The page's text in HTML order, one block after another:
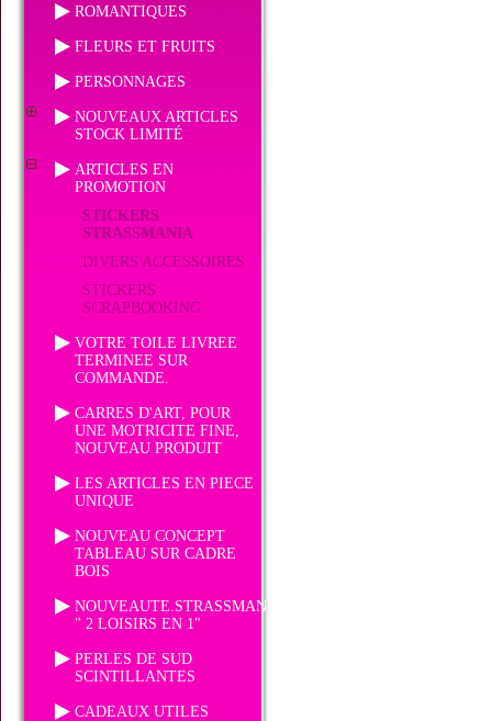
ROMANTIQUES
FLEURS ET FRUITS
PERSONNAGES
NOUVEAUX ARTICLES
STOCK LIMITÉ
ARTICLES EN
PROMOTION
STICKERS
STRASSMANIA
DIVERS ACCESSOIRES
STICKERS
SCRAPBOOKING
VOTRE TOILE LIVREE
TERMINEE SUR
COMMANDE.
CARRES D'ART, POUR
UNE MOTRICITE FINE,
NOUVEAU PRODUIT
LES ARTICLES EN PIECE
UNIQUE
NOUVEAU CONCEPT
TABLEAU SUR CADRE
BOIS
NOUVEAUTE.STRASSMANIA
" 2 LOISIRS EN 1"
PERLES DE SUD
SCINTILLANTES
CADEAUX UTILES